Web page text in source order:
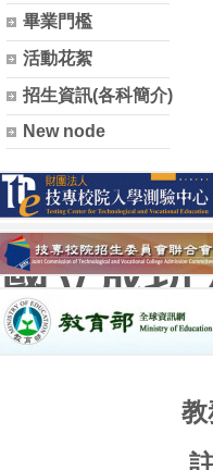
畢業門檻
活動花絮
招生資訊(各科簡介)
New node
國立成功
教